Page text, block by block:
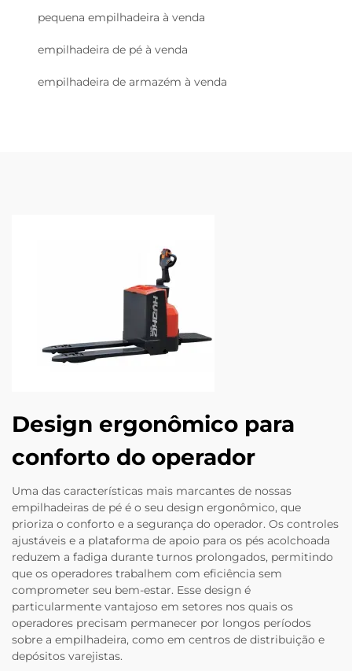
pequena empilhadeira à venda
empilhadeira de pé à venda
empilhadeira de armazém à venda
Design ergonômico para
conforto do operador
Uma das características mais marcantes de nossas
empilhadeiras de pé é o seu design ergonômico, que
prioriza o conforto e a segurança do operador. Os controles
ajustáveis e a plataforma de apoio para os pés acolchoada
reduzem a fadiga durante turnos prolongados, permitindo
que os operadores trabalhem com eficiência sem
comprometer seu bem-estar. Esse design é
particularmente vantajoso em setores nos quais os
operadores precisam permanecer por longos períodos
sobre a empilhadeira, como em centros de distribuição e
depósitos varejistas.